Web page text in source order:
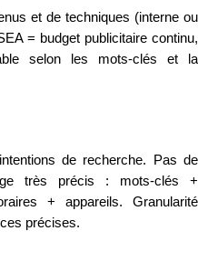
et de techniques (interne ou
= budget publicitaire continu,
selon les mots-clés et la
de recherche. Pas de
très précis : mots-clés +
+ appareils. Granularité
précises.